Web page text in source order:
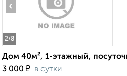
2/8
‹
Дом 40м², 1-этажный,
3 000 ₽ в сутки